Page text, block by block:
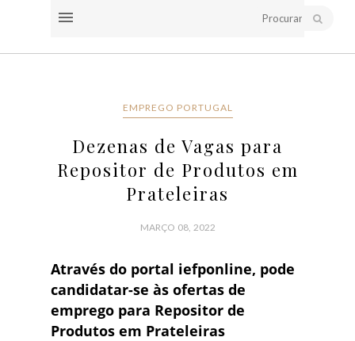
EMPREGO PORTUGAL
Dezenas de Vagas para
Repositor de Produtos em
Prateleiras
MARÇO 08, 2022
Através do portal iefponline, pode
candidatar-se às ofertas de
emprego para Repositor de
Produtos em Prateleiras